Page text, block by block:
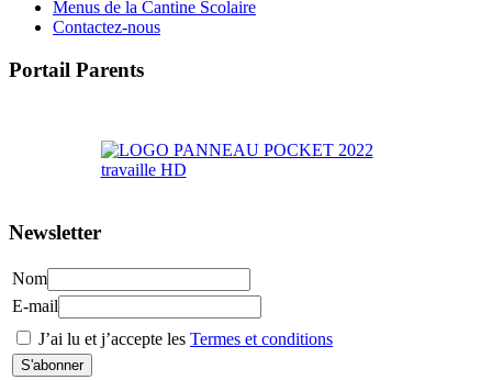
Menus de la Cantine Scolaire
Contactez-nous
Portail Parents
Newsletter
Nom
E-mail
J’ai lu et j’accepte les Termes et conditions